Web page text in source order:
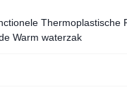
Thermoplastische
Warm waterzak